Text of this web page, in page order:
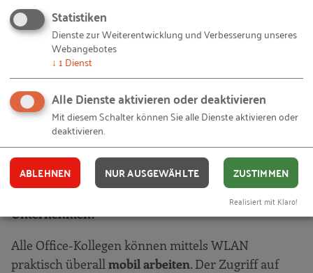
und bequem sowie ortsunabhängig nutzbar. Die
App ist ein Meilenstein zu den geplanten „digitalen
Mini-Fabriken“, in denen unsere Mitarbeiter bald
als Einzelperson bzw. in kleinen Teams ihre
Arbeitseinsätze selbst organisieren
selbststeuernd Produktionsaufträge bearbeiten
können. Hierdurch erreichen wir eine höhere
Flexibilität und bessere Voraussetzungen für eine
angenehme"Work-Life-Balance
Welche Rolle spielt die mobile Arbeit im
Unternehmen?
Alle Office-Kollegen können mittels WLAN
praktisch überallmobil arbeiten. Der Zugriff auf
Statistiken
Dienste zur Weiterentwicklung und Verbesserung unseres
Webangebotes
↓ 1 Dienst
Alle Dienste aktivieren oder deaktivieren
Mit diesem Schalter können Sie alle Dienste aktivieren oder
deaktivieren.
ABLEHNEN NUR AUSGEWÄHLTE ZUSTIMMEN
Realisiert mit Klaro!